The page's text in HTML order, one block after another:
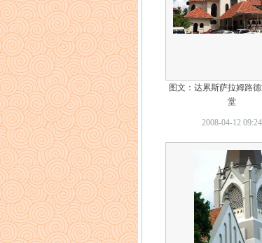
图文：达累斯萨拉姆路
堂
2008-04-12 09:24